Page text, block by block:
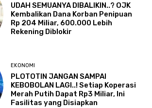
UDAH SEMUANYA DIBALIKIN..? OJK
Kembalikan Dana Korban Penipuan
Rp 204 Miliar, 600.000 Lebih
Rekening Diblokir
EKONOMI
PLOTOTIN JANGAN SAMPAI
KEBOBOLAN LAGI..! Setiap Koperasi
Merah Putih Dapat Rp3 Miliar, Ini
Fasilitas yang Disiapkan